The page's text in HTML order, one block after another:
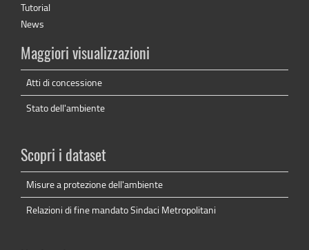
Tutorial
News
Maggiori visualizzazioni
Atti di concessione
Stato dell'ambiente
Scopri i dataset
Misure a protezione dell'ambiente
Relazioni di fine mandato Sindaci Metropolitani